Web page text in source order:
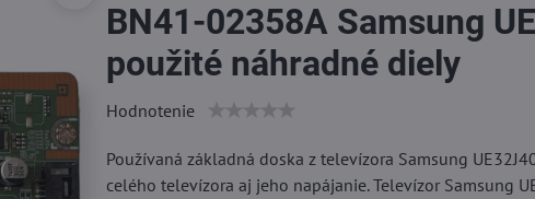
BN41-02358A Samsung
použité náhradné diely
Hodnotenie
Používaná základná doska z televízora Samsung
celého televízora aj jeho napájanie. Televízor Samsung